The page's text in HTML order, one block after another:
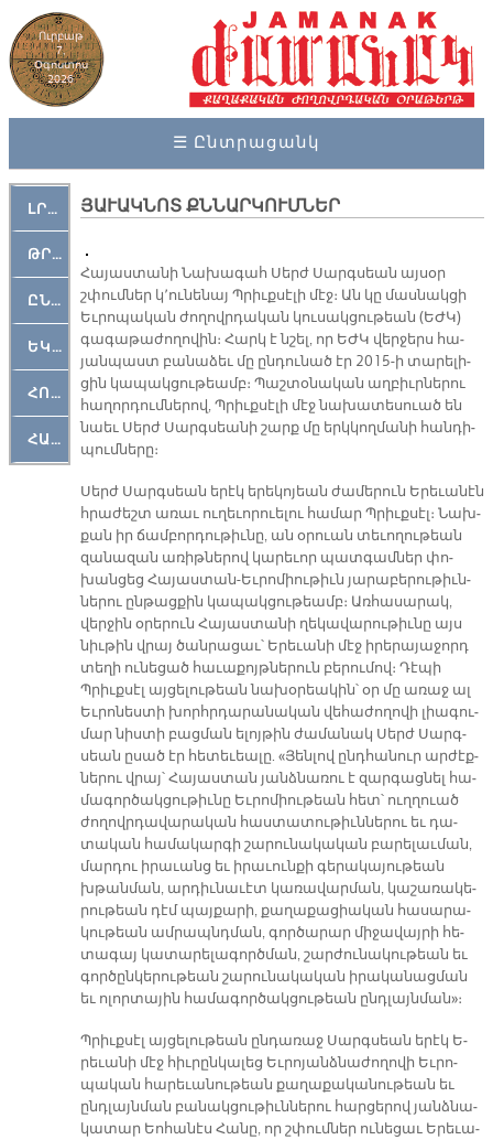
Ուրբաթ
7,
Օգոստոս
2026
☰ Ընտրացանկ
ԼՐԱՀՈՍ
ԹՐՔԱՀԱՅ ԿԵԱՆՔ
ԸՆԿԵՐԱՄՇԱԿՈՒԹԱՅԻՆ
ԵԿԵՂԵՑԱԿԱՆ
ՀՈԳԵՄՏԱՒՈՐ
ՀԱՐԹԱԿ
ՅԱՒԱԿՆՈՏ ՔՆՆԱՐԿՈՒՄՆԵՐ
Հա­յաս­տա­նի Նա­խա­գահ Սերժ Սարգ­սեան այ­սօր
շփում­ներ կ՚ու­նե­նայ Պրիւք­սէ­լի մէջ։ Ան կը մաս­նակ­ցի
Եւ­րո­պա­կան ժո­ղովր­դա­կան կու­սակ­ցու­թեան (ԵԺԿ)
գա­գա­թա­ժո­ղո­վին։ Հարկ է նշել, որ ԵԺԿ վեր­ջերս հա­
յան­պաստ բա­նա­ձեւ մը ըն­դու­նած էր 2015-ի տա­րե­լի­
ցին կա­պակ­ցու­թեամբ։ Պաշ­տօ­նա­կան աղ­բիւր­նե­րու
հա­ղոր­դում­նե­րով, Պրիւք­սէ­լի մէջ նա­խա­տե­սուած են
նաեւ Սերժ Սարգ­սեա­նի շարք մը երկ­կող­մա­նի հան­դի­
պում­նե­րը։
Սերժ Սարգ­սեան ե­րէկ ե­րե­կո­յեան ժա­մե­րուն Ե­րե­ւա­նէն
հրա­ժեշտ ա­ռաւ ու­ղե­ւո­րուե­լու հա­մար Պրիւք­սէլ։ Նախ­
քան իր ճամ­բոր­դու­թիւ­նը, ան օ­րուան տե­ւո­ղու­թեան
զա­նա­զան ա­ռիթ­նե­րով կա­րե­ւոր պատ­գամ­ներ փո­
խան­ցեց Հա­յաս­տան-Եւ­րո­միու­թիւն յա­րա­բե­րու­թիւն­
նե­րու ըն­թաց­քին կա­պակ­ցու­թեամբ։ Առհա­սա­րակ,
վեր­ջին օ­րե­րուն Հա­յաս­տա­նի ղե­կա­վա­րու­թիւ­նը այս
նիւ­թին վրայ ծան­րա­ցաւ՝ Ե­րե­ւա­նի մէջ ի­րե­րա­յա­ջորդ
տե­ղի ու­նե­ցած հա­ւա­քոյթ­նե­րուն բե­րու­մով։ Դէ­պի
Պրիւք­սէլ այ­ցե­լու­թեան նա­խօ­րեա­կին՝ օր մը ա­ռաջ ալ
Եւ­րո­նես­տի խորհր­դա­րա­նա­կան վե­հա­ժո­ղո­վի լիա­գու­
մար նիս­տի բաց­ման ե­լոյ­թին ժա­մա­նակ Սերժ Սարգ­
սեան ը­սած էր հե­տե­ւեա­լը. «Յեն­լով ընդ­հա­նուր ար­ժէք­
նե­րու վրայ՝ Հա­յաս­տան յանձ­նա­ռու է զար­գաց­նել հա­
մա­գոր­ծակ­ցու­թիւ­նը Եւ­րո­միու­թեան հետ՝ ուղ­ղուած
ժո­ղովր­դա­վա­րա­կան հաս­տա­տու­թիւն­նե­րու եւ դա­
տա­կան հա­մա­կար­գի շա­րու­նա­կա­կան բա­րե­լաւ­ման,
մար­դու ի­րա­ւանց եւ ի­րա­ւուն­քի գե­րա­կա­յու­թեան
խթան­ման, ար­դիւ­նա­ւէտ կա­ռա­վար­ման, կա­շա­ռա­կե­
րու­թեան դէմ պայ­քա­րի, քա­ղա­քա­ցիա­կան հա­սա­րա­
կու­թեան ամ­րապնդ­ման, գոր­ծա­րար մի­ջա­վայ­րի հե­
տա­գայ կա­տա­րե­լա­գործ­ման, շա­րժու­նա­կու­թեան եւ
գոր­ծըն­կե­րու­թեան շա­րու­նա­կա­կան ի­րա­կա­նաց­ման
եւ ո­լոր­տա­յին հա­մա­գոր­ծակ­ցու­թեան ընդ­լայն­ման»։
Պրիւք­սէլ այ­ցե­լու­թեան ըն­դա­ռաջ Սարգ­սեան ե­րէկ Ե­
րե­ւա­նի մէջ հիւ­րըն­կա­լեց Եւ­րո­յանձ­նա­ժո­ղո­վի Եւ­րո­
պա­կան հա­րե­ւա­նու­թեան քա­ղա­քա­կա­նու­թեան եւ
ընդ­լայն­ման բա­նակ­ցու­թիւն­նե­րու հար­ցե­րով յանձ­նա­
կա­տար Եո­հա­նէս Հա­նը, որ շփում­ներ ու­նե­ցաւ Ե­րե­ւա­